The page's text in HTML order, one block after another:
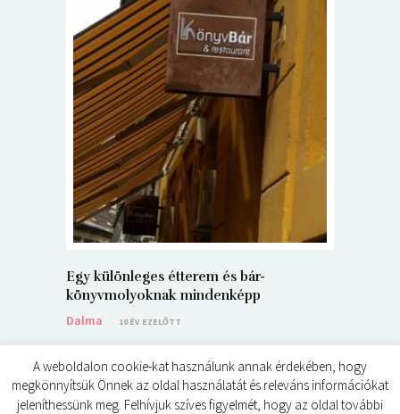
Egy különleges étterem és bár-
könyvmolyoknak mindenképp
Dalma
10 ÉV EZELŐTT
A weboldalon cookie-kat használunk annak érdekében, hogy
megkönnyítsük Önnek az oldal használatát és releváns információkat
jeleníthessünk meg. Felhívjuk szíves figyelmét, hogy az oldal további